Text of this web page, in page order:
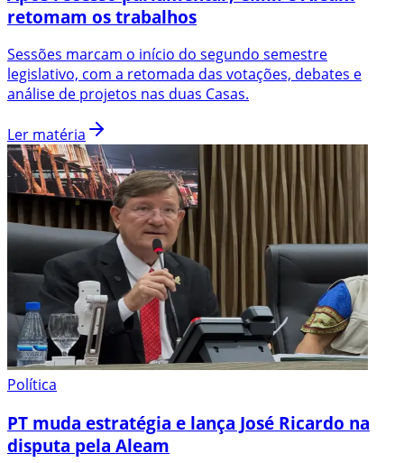
retomam os trabalhos
Sessões marcam o início do segundo semestre
legislativo, com a retomada das votações, debates e
análise de projetos nas duas Casas.
Ler matéria
Política
PT muda estratégia e lança José Ricardo na
disputa pela Aleam